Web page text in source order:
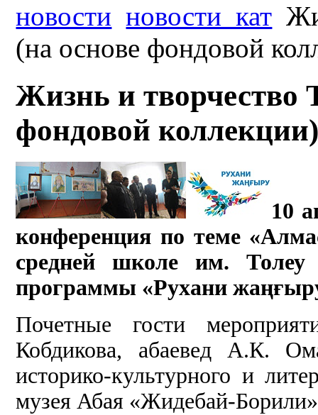
новости новости_кат
(на основе фондовой
Жизнь и творчество
фондовой
10
конференция по теме
средней школе им.
программы «Рухани
Почетные гости
Кобдикова, абаевед А.К.
историко-культурного и
музея Абая «Жидебай-